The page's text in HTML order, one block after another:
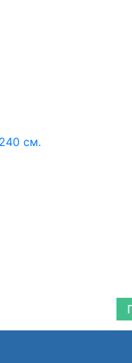
240 см.